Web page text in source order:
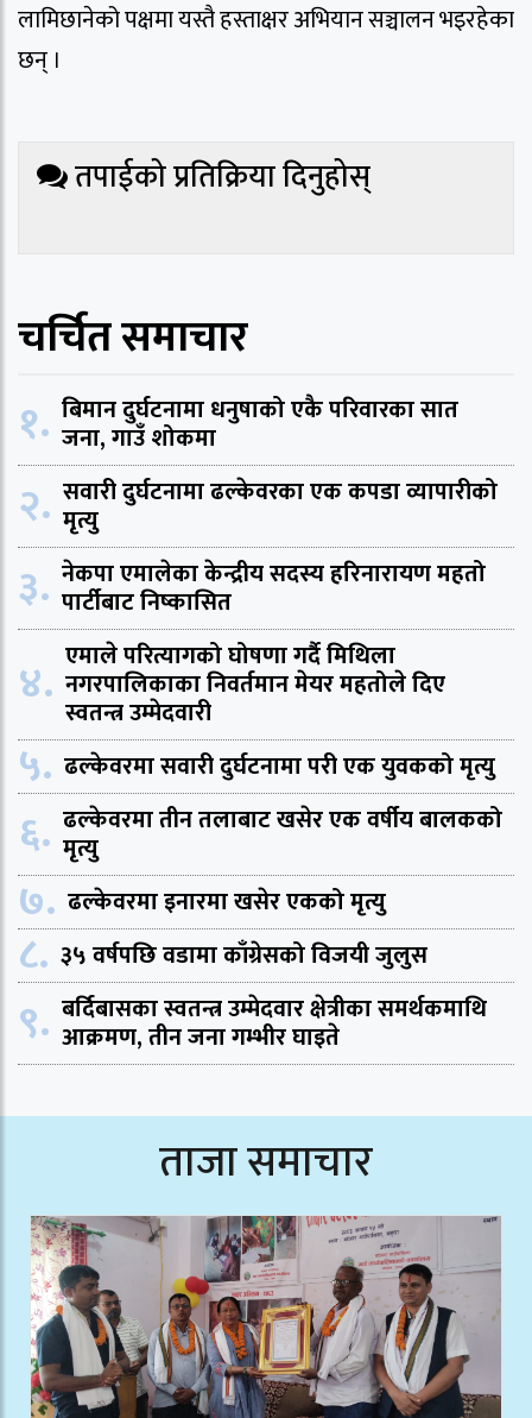
लामिछानेको पक्षमा यस्तै हस्ताक्षर अभियान सञ्चालन भइरहेका
छन् ।
तपाईको प्रतिक्रिया दिनुहोस्
चर्चित समाचार
१. बिमान दुर्घटनामा धनुषाको एकै परिवारका सात
जना, गाउँ शोकमा
२. सवारी दुर्घटनामा ढल्केवरका एक कपडा व्यापारीको
मृत्यु
३. नेकपा एमालेका केन्द्रीय सदस्य हरिनारायण महतो
पार्टीबाट निष्कासित
४. एमाले परित्यागको घोषणा गर्दै मिथिला
नगरपालिकाका निवर्तमान मेयर महतोले दिए
स्वतन्त्र उम्मेदवारी
५. ढल्केवरमा सवारी दुर्घटनामा परी एक युवकको मृत्यु
६. ढल्केवरमा तीन तलाबाट खसेर एक वर्षीय बालकको
मृत्यु
७. ढल्केवरमा इनारमा खसेर एकको मृत्यु
८. ३५ वर्षपछि वडामा काँग्रेसको विजयी जुलुस
९. बर्दिबासका स्वतन्त्र उम्मेदवार क्षेत्रीका समर्थकमाथि
आक्रमण, तीन जना गम्भीर घाइते
ताजा समाचार